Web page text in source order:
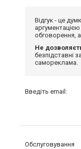
Відгук - це
обговорення,
Не
безпідставні
самореклама.
Введіть email:
Обслуговування